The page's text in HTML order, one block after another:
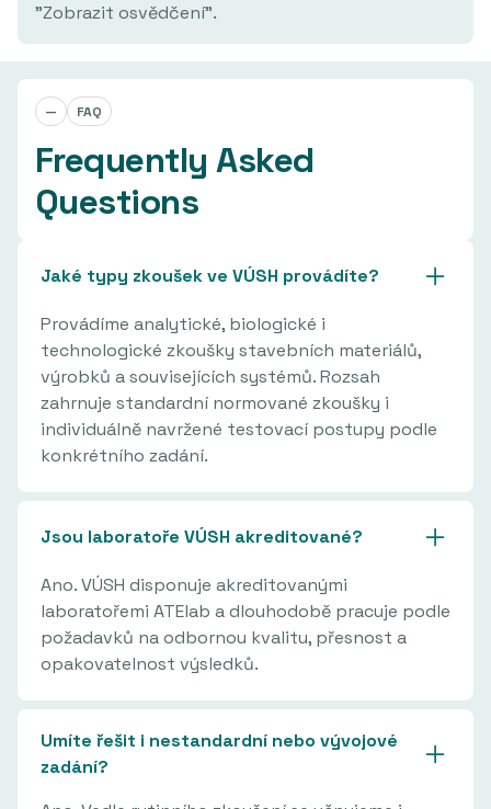
"Zobrazit osvědčení".
— FAQ
Frequently Asked
Questions
Jaké typy zkoušek ve VÚSH provádíte?
Provádíme analytické, biologické i
technologické zkoušky stavebních materiálů,
výrobků a souvisejících systémů. Rozsah
zahrnuje standardní normované zkoušky i
individuálně navržené testovací postupy podle
konkrétního zadání.
Jsou laboratoře VÚSH akreditované?
Ano. VÚSH disponuje akreditovanými
laboratořemi ATElab a dlouhodobě pracuje podle
požadavků na odbornou kvalitu, přesnost a
opakovatelnost výsledků.
Umíte řešit i nestandardní nebo vývojové
zadání?